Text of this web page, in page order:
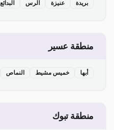
بريدة عنيزة الرس البدائع
منطقة عسير
أبها خميس مشيط النماص
منطقة تبوك